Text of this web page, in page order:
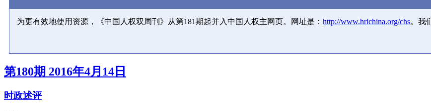
为更有效地使用资源，《中国人权双周刊》从第181期起并入中国人权主网页。网址是： http://www.hrichina.org/chs。我
第180期 2016年4月14日
时政述评